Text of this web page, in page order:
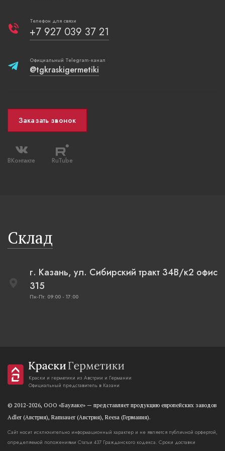
Телефон для связи
+7 927 039 37 21
Официальный Telegram-канал
@tgkraskigermetiki
Заказать звонок
ВКонтакте RuTube
Склад
г. Казань, ул. Сибирский тракт 34В/к2 офис
315
Пн-Пт: 09:00 - 17:00
Краски и герметики из Австрии и Германии
Официальный представитель в Казани
© 2012-2026, OOO «Баулаке» — представляет продукцию европейских заводов
Adler (Австрия), Ramsauer (Австрия), Reesa (Германия).
Сайт носит исключительно информационный характер и не является публичной орфертой,
определяемой положениями Статьи 437 Гражданского кодекса. Сроки доставки